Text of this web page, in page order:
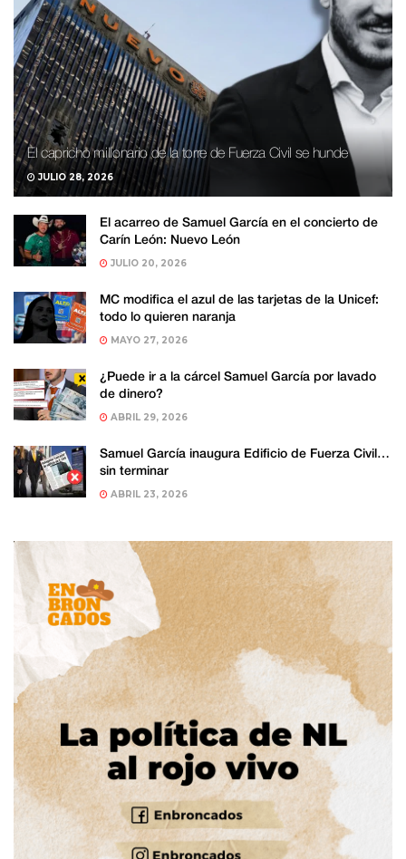
El capricho millonario de la torre de Fuerza Civil se hunde
JULIO 28, 2026
El acarreo de Samuel García en el concierto de
Carín León: Nuevo León
JULIO 20, 2026
MC modifica el azul de las tarjetas de la Unicef:
todo lo quieren naranja
MAYO 27, 2026
¿Puede ir a la cárcel Samuel García por lavado
de dinero?
ABRIL 29, 2026
Samuel García inaugura Edificio de Fuerza Civil…
sin terminar
ABRIL 23, 2026